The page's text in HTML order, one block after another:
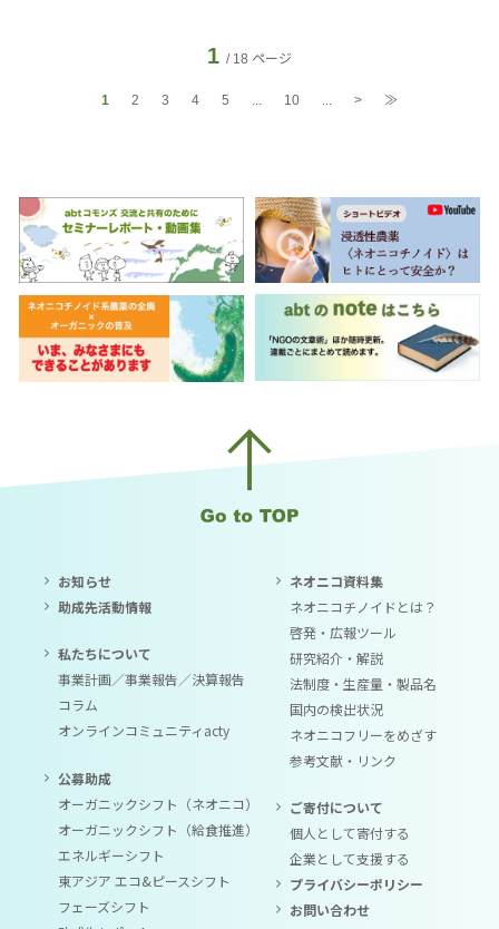
1 / 18
1 2 3 4 5 ... 10 ... > ≫
お知らせ
助成先活動情報
私たちについて
事業計画／事業報告／決算報告
コラム
オンラインコミュニティacty
公募助成
オーガニックシフト（ネオニコ）
オーガニックシフト（給食推進）
エネルギーシフト
東アジア エコ&ピースシフト
フェーズシフト
ネオニコ資料集
ネオニコチノイドとは？
啓発・広報ツール
研究紹介・解説
法制度・生産量・製品名
国内の検出状況
ネオニコフリーをめざす
参考文献・リンク
ご寄付について
個人として寄付する
企業として支援する
プライバシーポリシー
お問い合わせ